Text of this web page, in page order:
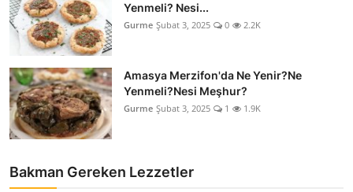
Yenmeli? Nesi...
Gurme Şubat 3, 2025 0 2.2K
Amasya Merzifon'da Ne Yenir?Ne
Yenmeli?Nesi Meşhur?
Gurme Şubat 3, 2025 1 1.9K
Bakman Gereken Lezzetler